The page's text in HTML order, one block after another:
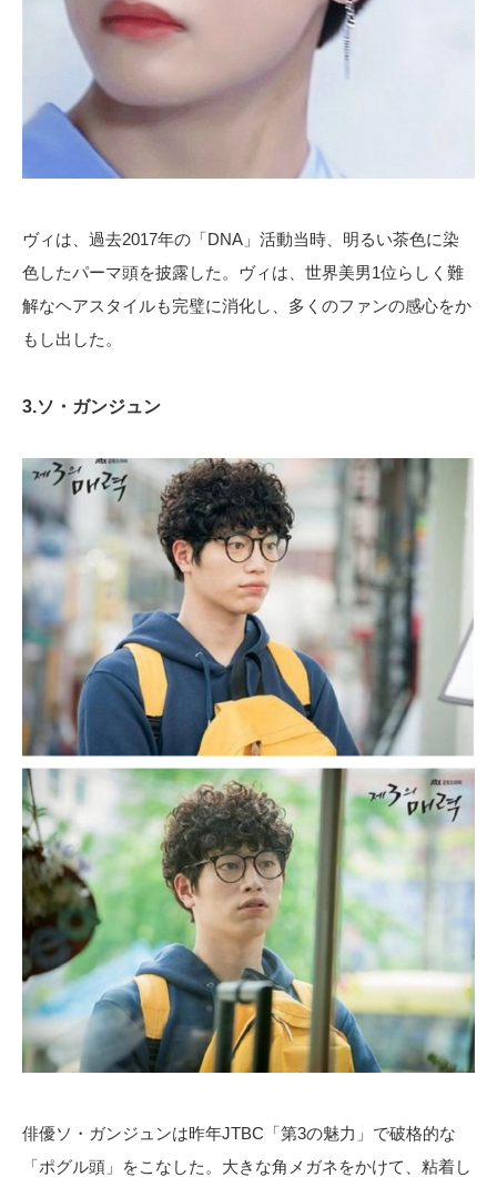
ヴィは、過去2017年の「DNA」活動当時、明るい茶色に染
色したパーマ頭を披露した。ヴィは、世界美男1位らしく難
解なヘアスタイルも完璧に消化し、多くのファンの感心をか
もし出した。
3.ソ・ガンジュン
俳優ソ・ガンジュンは昨年JTBC「第3の魅力」で破格的な
「ポグル頭」をこなした。大きな角メガネをかけて、粘着し